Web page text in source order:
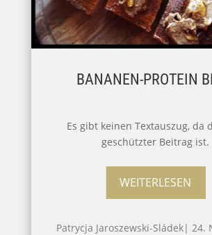
BANANEN-PROTEIN
Es gibt keinen Textauszug, da
geschützter Beitrag ist.
WEITERLESEN
Patrycja Jaroszewski-Sládek| 24.